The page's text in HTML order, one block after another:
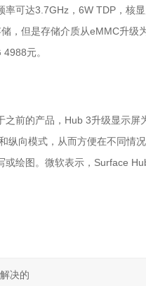
可达3.7GHz，6W TDP，核显
，但是存储介质从eMMC升级
元。
前的产品，Hub 3升级显示屏
向模式，从而方便在不同情况
绘图。微软表示，Surface
决的